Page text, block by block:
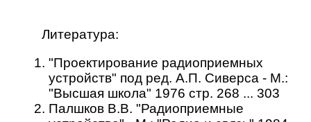
Литература:
"Проектирование радиоприемных
устройств" под ред. А.П. Сиверса - М.:
"Высшая школа" 1976 стр. 268 ... 303
Палшков В.В. "Радиоприемные